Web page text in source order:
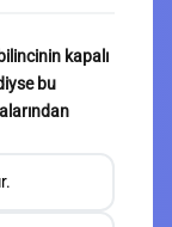
kapalı
bu